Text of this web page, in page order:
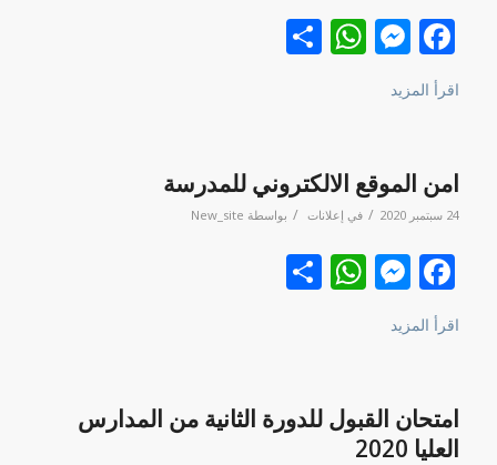
Facebook
Messenger
WhatsApp
نشر
اقرأ المزيد
امن الموقع الالكتروني للمدرسة
24 سبتمبر 2020 / في إعلانات / بواسطة New_site
Facebook
Messenger
WhatsApp
نشر
اقرأ المزيد
امتحان القبول للدورة الثانية من المدارس
العليا 2020